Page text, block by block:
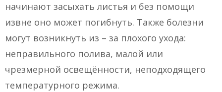
начинают засыхать листья и без помощи
извне оно может погибнуть. Также болезни
могут возникнуть из – за плохого ухода:
неправильного полива, малой или
чрезмерной освещённости, неподходящего
температурного режима.